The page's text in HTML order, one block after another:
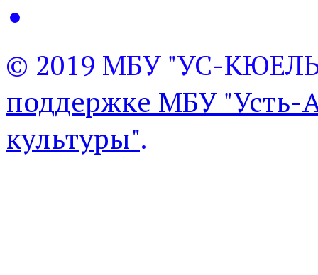
© 2019 МБУ "УС-
поддержке МБУ "Усть-
культуры".